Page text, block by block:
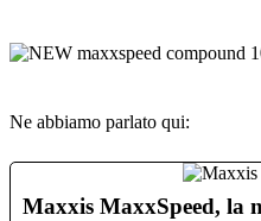
Ne abbiamo parlato qui:
Maxxis MaxxSpeed, la